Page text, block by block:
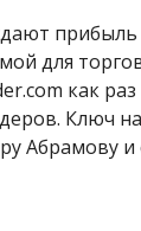
прибыль
для
как
Ключ
Абрамову и